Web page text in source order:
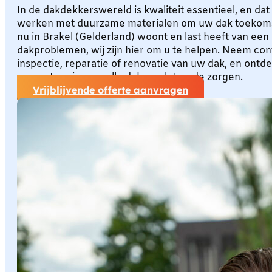
In de dakdekkerswereld is kwaliteit essentieel, en
werken met duurzame materialen om uw dak
nu in Brakel (Gelderland) woont en last heeft van
dakproblemen, wij zijn hier om u te helpen. Neem
inspectie, reparatie of renovatie van uw dak, en
uw partner is voor alle dakgerelateerde zorgen.
Vrijblijvende offerte aanvragen